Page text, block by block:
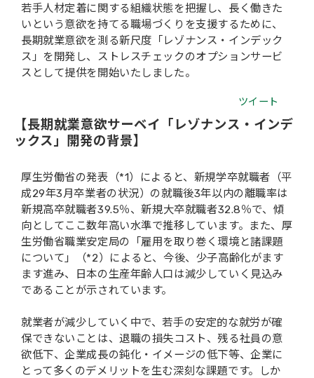
会社概要
若手人材定着に関する組織状態を把握し、長く働きた
いという意欲を持てる職場づくりを支援するために、
長期就業意欲を測る新尺度「レゾナンス・インデック
ス」を開発し、ストレスチェックのオプションサービ
スとして提供を開始いたしました。
ツイート
【長期就業意欲サーベイ「レゾナンス・インデ
ックス」開発の背景】
厚生労働省の発表（*1）によると、新規学卒就職者（平
成29年3月卒業者の状況）の就職後3年以内の離職率は
新規高卒就職者39.5％、新規大卒就職者32.8％で、傾
向としてここ数年高い水準で推移しています。また、厚
生労働省職業安定局の「雇用を取り巻く環境と諸課題
について」（*2）によると、今後、少子高齢化がます
ます進み、日本の生産年齢人口は減少していく見込み
であることが示されています。
就業者が減少していく中で、若手の安定的な就労が確
保できないことは、退職の損失コスト、残る社員の意
欲低下、企業成長の鈍化・イメージの低下等、企業に
とって多くのデメリットを生む深刻な課題です。しか